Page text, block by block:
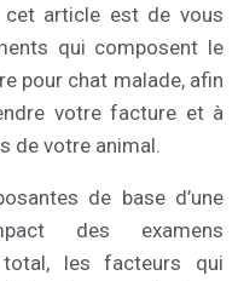
cet article est de vous
qui composent le
pour chat malade, afin
votre facture et à
de votre animal.
de base d’une
des examens
les facteurs qui